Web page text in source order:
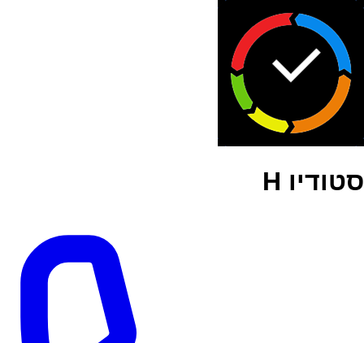
סטודיו H